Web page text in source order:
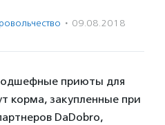
· 09.08.2018
приюты для
корма, закупленные при
DaDobro,